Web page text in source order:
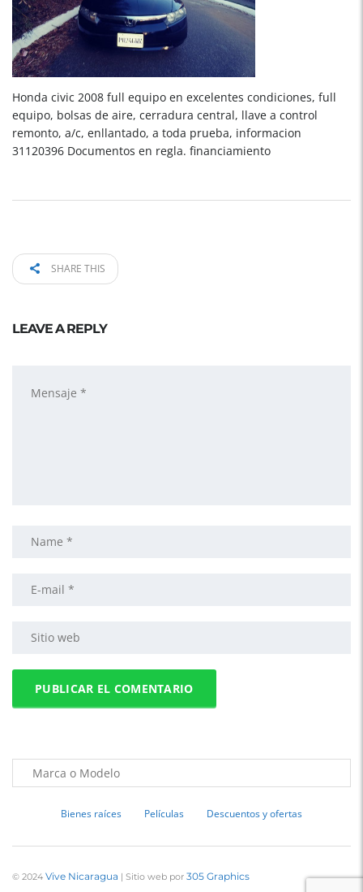
Honda civic 2008 full equipo en excelentes condiciones, full
equipo, bolsas de aire, cerradura central, llave a control
remonto, a/c, enllantado, a toda prueba, informacion
31120396 Documentos en regla. financiamiento
SHARE THIS
LEAVE A REPLY
Bienes raíces Películas Descuentos y ofertas
© 2024 Vive Nicaragua | Sitio web por 305 Graphics